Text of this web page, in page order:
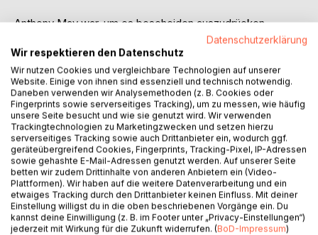
Anthony May war, um es bescheiden auszudrücken,
besser als der Rest der Gesellschaft, dessen war er sich
fest bewusst.
Er war intelligenter als alle die er kannte und konnte jedes
Rätsel lösen, welches sich ihm in den Weg stellte.
Als jedoch eines Tages eine alte Türe in der Bibliothek
erscheint, die ins nichts zu führen schien, ist Anthony ratlos.
Wann genau ist diese Türe erschienen und was hat das
Paradoxon um Theseus Schiff damit zu tun?
Lediglich zwei Worte schmückten den Türrahmen:
Memento mori
Bedenke, dass du sterben wirst.
Datenschutzerklärung
Wir respektieren den Datenschutz
Wir nutzen Cookies und vergleichbare Technologien auf unserer
Website. Einige von ihnen sind essenziell und technisch notwendig.
Daneben verwenden wir Analysemethoden (z. B. Cookies oder
Fingerprints sowie serverseitiges Tracking), um zu messen, wie häufig
unsere Seite besucht und wie sie genutzt wird. Wir verwenden
Trackingtechnologien zu Marketingzwecken und setzen hierzu
serverseitiges Tracking sowie auch Drittanbieter ein, wodurch ggf.
geräteübergreifend Cookies, Fingerprints, Tracking-Pixel, IP-Adressen
sowie gehashte E-Mail-Adressen genutzt werden. Auf unserer Seite
betten wir zudem Drittinhalte von anderen Anbietern ein (Video-
Plattformen). Wir haben auf die weitere Datenverarbeitung und ein
etwaiges Tracking durch den Drittanbieter keinen Einfluss. Mit deiner
Einstellung willigst du in die oben beschriebenen Vorgänge ein. Du
kannst deine Einwilligung (z. B. im Footer unter „Privacy-Einstellungen“)
jederzeit mit Wirkung für die Zukunft widerrufen. (BoD-Impressum)